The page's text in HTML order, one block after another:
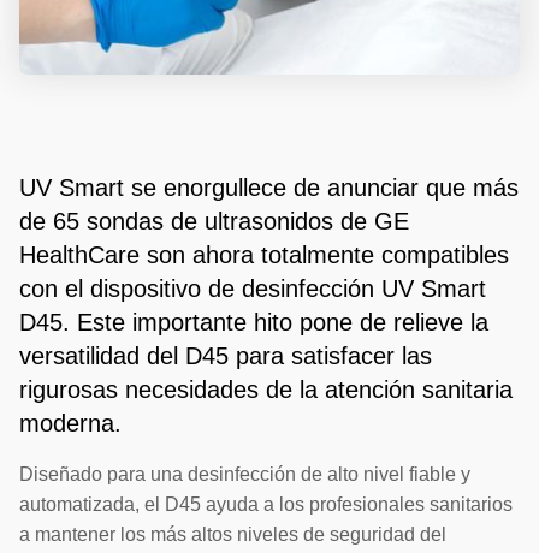
UV Smart se enorgullece de anunciar que más
de 65 sondas de ultrasonidos de GE
HealthCare son ahora totalmente compatibles
con el dispositivo de desinfección UV Smart
D45. Este importante hito pone de relieve la
versatilidad del D45 para satisfacer las
rigurosas necesidades de la atención sanitaria
moderna.
Diseñado para una desinfección de alto nivel fiable y
automatizada, el D45 ayuda a los profesionales sanitarios
a mantener los más altos niveles de seguridad del